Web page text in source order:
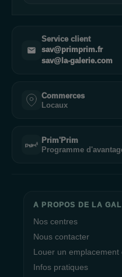
Service client
sav@primprim.fr
sav@la-galerie.com
Commerces
Locaux
Prim'Prim
Programme
A PROPOS DE LA
Nos centres
Nous contacter
Louer un emplacement
Infos pratiques